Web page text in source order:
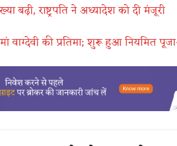
बढ़ी, राष्ट्रपति ने अध्यादेश को दी मंजूरी
वाग्देवी की प्रतिमा; शुरू हुआ नियमित